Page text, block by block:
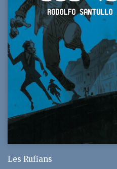
Les Rufians